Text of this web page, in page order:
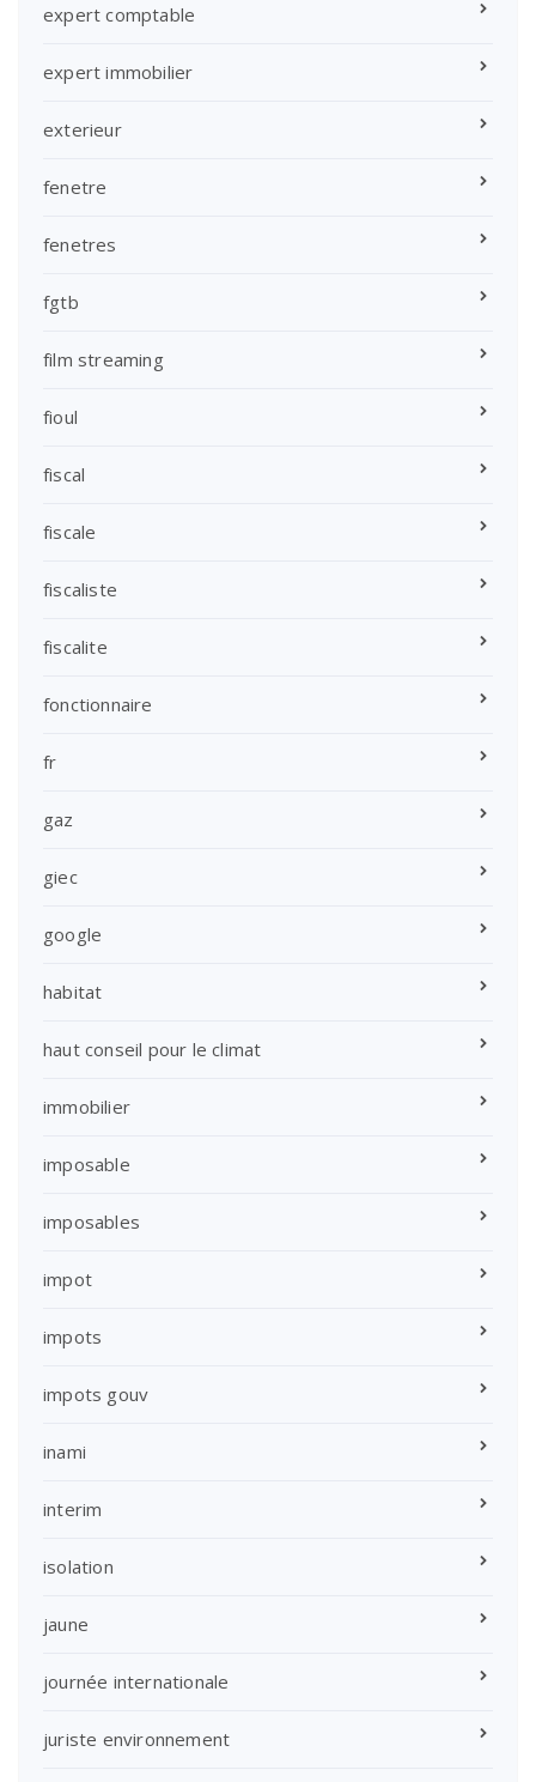
expert comptable
expert immobilier
exterieur
fenetre
fenetres
fgtb
film streaming
fioul
fiscal
fiscale
fiscaliste
fiscalite
fonctionnaire
fr
gaz
giec
google
habitat
haut conseil pour le climat
immobilier
imposable
imposables
impot
impots
impots gouv
inami
interim
isolation
jaune
journée internationale
juriste environnement